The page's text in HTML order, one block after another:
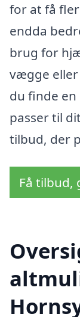
for at få
endda
brug for
vægge
du finde
passer til
tilbud, der
Få tilbud,